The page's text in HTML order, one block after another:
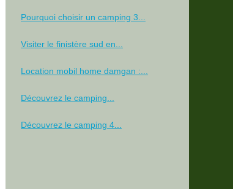
Pourquoi choisir un camping 3...
Visiter le finistère sud en...
Location mobil home damgan :...
Découvrez le camping...
Découvrez le camping 4...